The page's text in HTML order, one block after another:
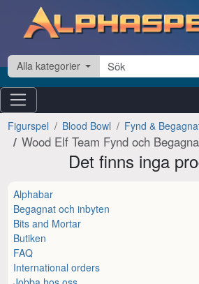
Hoppa till innehåll
Alla kategorier
Figurspel Blood Bowl Fynd &
Wood Elf Team Fynd och
Det finns inga
Alphabar
Begagnat och inbyten
Bits and Mortar
Butiken
FAQ
International orders